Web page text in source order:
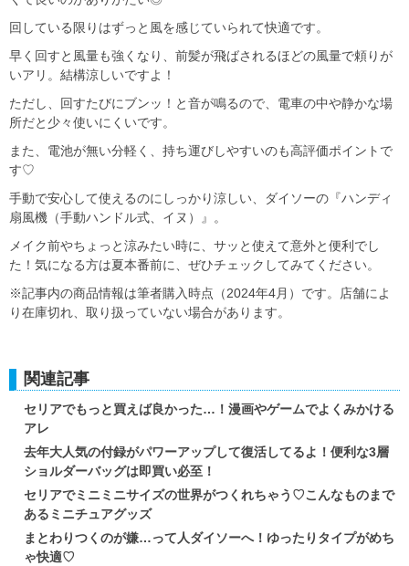
回している限りはずっと風を感じていられて快適です。
早く回すと風量も強くなり、前髪が飛ばされるほどの風量で頼りが
いアリ。結構涼しいですよ！
ただし、回すたびにブンッ！と音が鳴るので、電車の中や静かな場
所だと少々使いにくいです。
また、電池が無い分軽く、持ち運びしやすいのも高評価ポイントで
す♡
手動で安心して使えるのにしっかり涼しい、ダイソーの『ハンディ
扇風機（手動ハンドル式、イヌ）』。
メイク前やちょっと涼みたい時に、サッと使えて意外と便利でし
た！気になる方は夏本番前に、ぜひチェックしてみてください。
※記事内の商品情報は筆者購入時点（2024年4月）です。店舗によ
り在庫切れ、取り扱っていない場合があります。
関連記事
セリアでもっと買えば良かった…！漫画やゲームでよくみかける
アレ
去年大人気の付録がパワーアップして復活してるよ！便利な3層
ショルダーバッグは即買い必至！
セリアでミニミニサイズの世界がつくれちゃう♡こんなものまで
あるミニチュアグッズ
まとわりつくのが嫌…って人ダイソーへ！ゆったりタイプがめち
ゃ快適♡